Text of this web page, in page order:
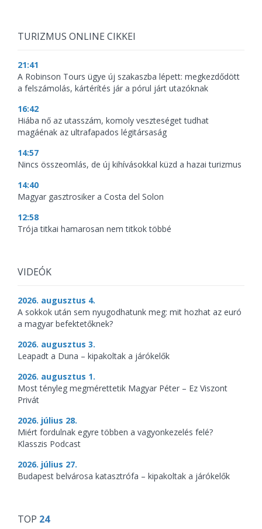
TURIZMUS ONLINE CIKKEI
21:41
A Robinson Tours ügye új szakaszba lépett: megkezdődött
a felszámolás, kártérítés jár a pórul járt utazóknak
16:42
Hiába nő az utasszám, komoly veszteséget tudhat
magáénak az ultrafapados légitársaság
14:57
Nincs összeomlás, de új kihívásokkal küzd a hazai turizmus
14:40
Magyar gasztrosiker a Costa del Solon
12:58
Trója titkai hamarosan nem titkok többé
VIDEÓK
2026. augusztus 4.
A sokkok után sem nyugodhatunk meg: mit hozhat az euró
a magyar befektetőknek?
2026. augusztus 3.
Leapadt a Duna – kipakoltak a járókelők
2026. augusztus 1.
Most tényleg megmérettetik Magyar Péter – Ez Viszont
Privát
2026. július 28.
Miért fordulnak egyre többen a vagyonkezelés felé?
Klasszis Podcast
2026. július 27.
Budapest belvárosa katasztrófa – kipakoltak a járókelők
TOP 24